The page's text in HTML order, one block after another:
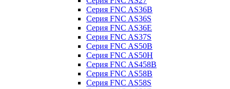
Серия FNC AS36B
Серия FNC AS36S
Серия FNC AS36E
Серия FNC AS37S
Серия FNC AS50B
Серия FNC AS50H
Серия FNC AS458B
Серия FNC AS58B
Серия FNC AS58S